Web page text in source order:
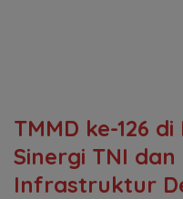
TMMD ke-126
Sinergi TNI
Infrastruktur